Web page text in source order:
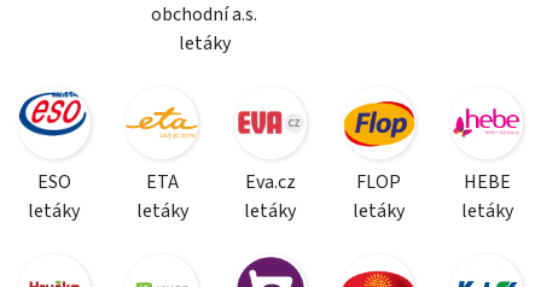
obchodní a.s.
letáky
ESO
letáky
ETA
letáky
Eva.cz
letáky
FLOP
letáky
HEBE
letáky